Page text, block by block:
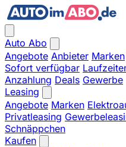
Auto Abo
Angebote Anbieter Marken
Sofort verfügbar
Anzahlung Deals Gewerbe
Leasing
Angebote Marken
Privatleasing
Schnäppchen
Kaufen